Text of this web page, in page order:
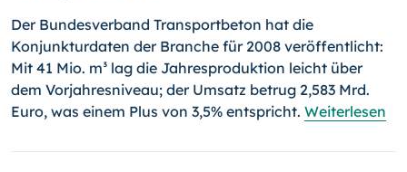
Der Bundesverband Transportbeton hat die
Konjunkturdaten der Bran­che für 2008 veröffentlicht:
Mit 41 Mio. m³ lag die Jahresproduktion leicht über
dem Vorjahresniveau; der Um­satz betrug 2,583 Mrd.
Euro, was einem Plus von 3,5% entspricht. Weiterlesen